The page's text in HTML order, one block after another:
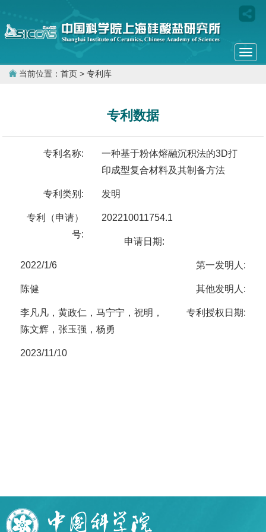
当前位置： 首页 > 专利库
专利数据
专利名称:
一种基于粉体熔融沉积法的3D打
印成型复合材料及其制备方法
专利类别: 发明
专利（申请）
号:
202210011754.1
申请日期:
2022/1/6 第一发明人:
陈健 其他发明人:
李凡凡，黄政仁，马宁宁，祝明，
陈文辉，张玉强，杨勇
专利授权日期:
2023/11/10